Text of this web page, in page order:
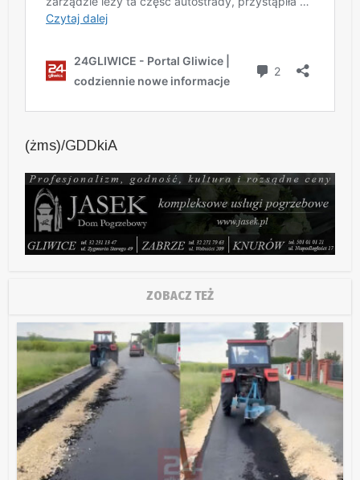
(żms)/GDDkiA
ZOBACZ TEŻ